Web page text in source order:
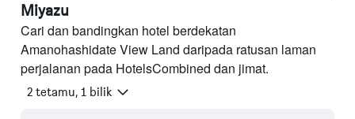
Miyazu
Cari dan bandingkan hotel berdekatan
Amanohashidate View Land daripada ratusan laman
perjalanan pada HotelsCombined dan jimat.
2 tetamu, 1 bilik